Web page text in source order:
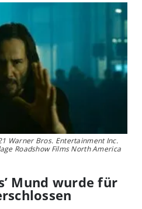
Warner Bros. Entertainment Inc.
Roadshow Films North America
Mund wurde für